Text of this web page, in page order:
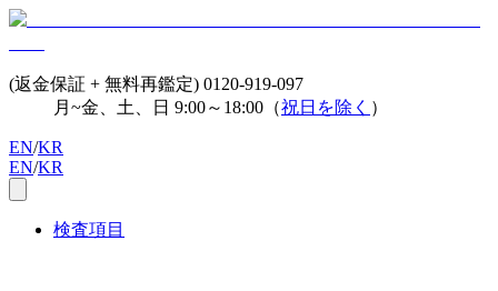
(返金保証 + 無料再鑑定) 0120-919-097
月~金、土、日 9:00～18:00（祝日を除く ）
EN/KR
EN/KR
検査項目